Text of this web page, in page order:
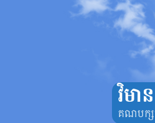
វិមា
គណបក្ស